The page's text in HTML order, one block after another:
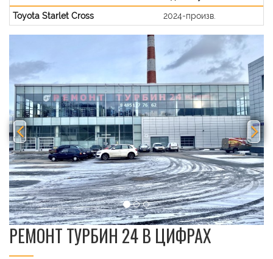
Toyota Starlet Cross
2024-произв.
РЕМОНТ ТУРБИН 24 В ЦИФРАХ